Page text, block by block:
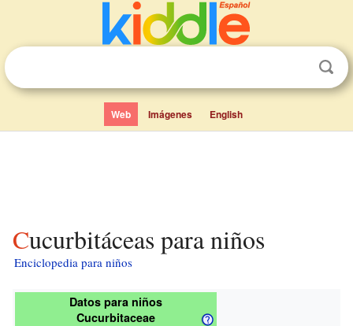
Web Imágenes English
Cucurbitáceas para niños
Enciclopedia para niños
Datos para niños
Cucurbitaceae